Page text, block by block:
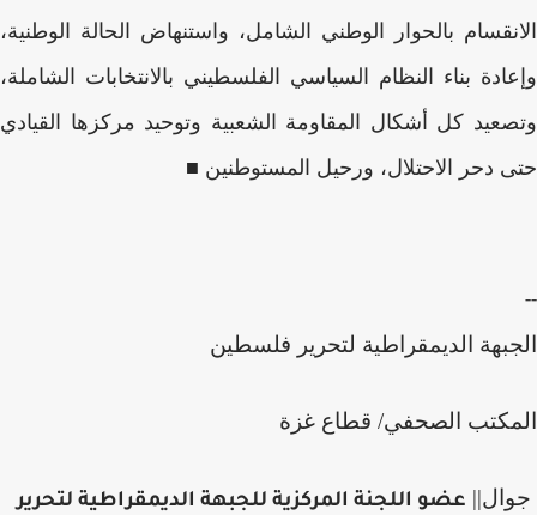
الانقسام بالحوار الوطني الشامل، واستنهاض الحالة الوطنية،
وإعادة بناء النظام السياسي الفلسطيني بالانتخابات الشاملة،
وتصعيد كل أشكال المقاومة الشعبية وتوحيد مركزها القيادي
حتى دحر الاحتلال، ورحيل المستوطنين ■
--
الجبهة الديمقراطية لتحرير فلسطين
المكتب الصحفي/ قطاع غزة
جوال|| عضو اللجنة المركزية للجبهة الديمقراطية لتحرير